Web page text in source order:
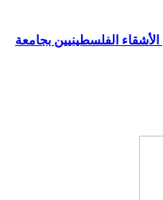
الفلسطينيين بجامعة